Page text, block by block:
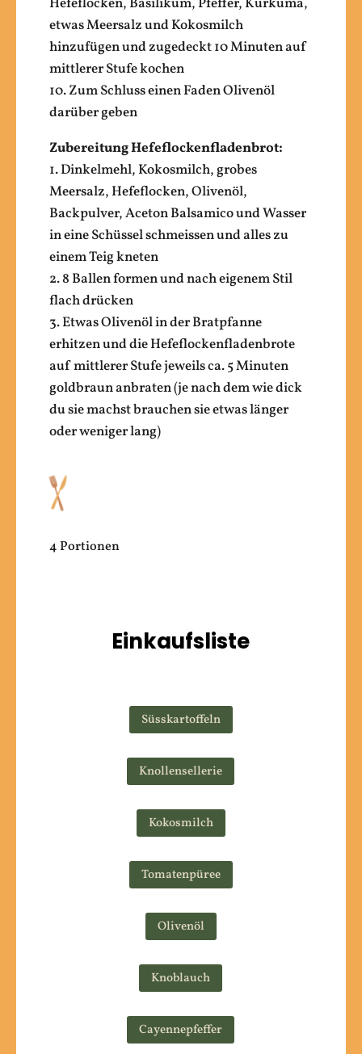
etwas Meersalz und Kokosmilch
hinzufügen und zugedeckt 10 Minuten auf
mittlerer Stufe kochen
10. Zum Schluss einen Faden Olivenöl
darüber geben
Zubereitung Hefeflockenfladenbrot:
1. Dinkelmehl, Kokosmilch, grobes
Meersalz, Hefeflocken, Olivenöl,
Backpulver, Aceton Balsamico und Wasser
in eine Schüssel schmeissen und alles zu
einem Teig kneten
2. 8 Ballen formen und nach eigenem Stil
flach drücken
3. Etwas Olivenöl in der Bratpfanne
erhitzen und die Hefeflockenfladenbrote
auf mittlerer Stufe jeweils ca. 5 Minuten
goldbraun anbraten (je nach dem wie dick
du sie machst brauchen sie etwas länger
oder weniger lang)
4 Portionen
Einkaufsliste
Süsskartoffeln
Knollensellerie
Kokosmilch
Tomatenpüree
Olivenöl
Knoblauch
Cayennepfeffer